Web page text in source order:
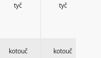
tyč
tyč
kotouč kotouč